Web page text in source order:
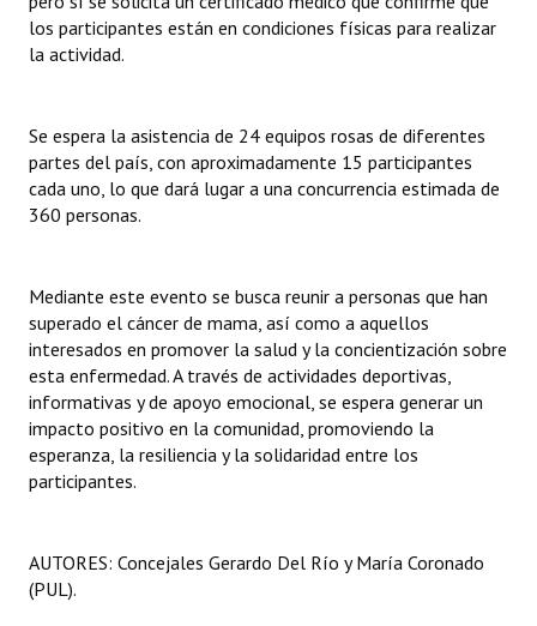
Huéspedes de Honor - Registro
Bariloche, Municipio intercultural
Entrega de distinciones
los participantes están en condiciones físicas para realizar
la actividad.
Se espera la asistencia de 24 equipos rosas de diferentes
partes del país, con aproximadamente 15 participantes
cada uno, lo que dará lugar a una concurrencia estimada de
360 personas.
Mediante este evento se busca reunir a personas que han
superado el cáncer de mama, así como a aquellos
interesados en promover la salud y la concientización sobre
esta enfermedad. A través de actividades deportivas,
informativas y de apoyo emocional, se espera generar un
impacto positivo en la comunidad, promoviendo la
esperanza, la resiliencia y la solidaridad entre los
participantes.
AUTORES: Concejales Gerardo Del Río y María Coronado
(PUL).